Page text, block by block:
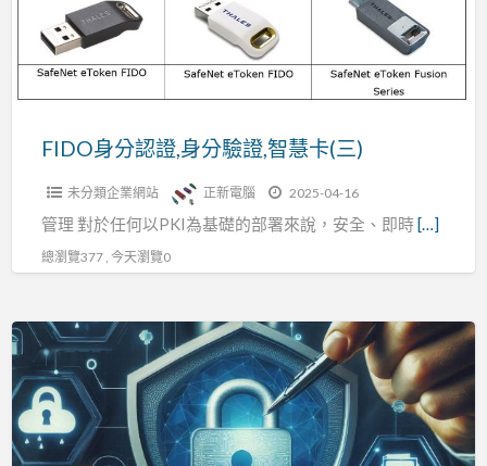
FIDO身分認證,身分驗證,智慧卡(三)
未分類企業網站 正新電腦 2025-04-16
管理 對於任何以PKI為基礎的部署來說，安全、即時[…]
總瀏覽377 , 今天瀏覽0
FIDO
多
因
素
身